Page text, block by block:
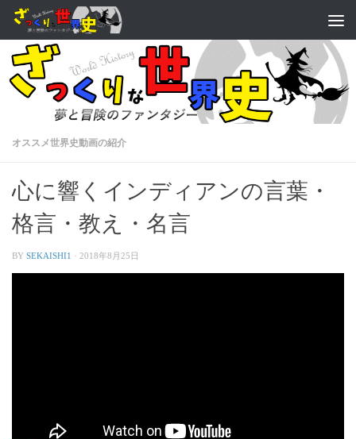
オススメ世界史動画の紹介
心に響くインディアンの言葉・
格言・教え・名言
BY SEKAISHI1 · 2018年8月25日